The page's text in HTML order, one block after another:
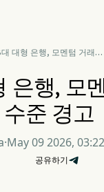
대형 은행, 모멘텀 거래
은행, 모
준 경고
·May 09 2026, 03:22
공유하기